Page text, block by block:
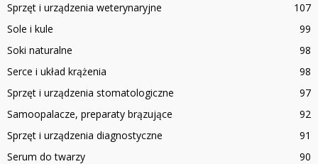
Sprzęt i urządzenia weterynaryjne
107
Sole i kule
99
Soki naturalne
98
Serce i układ krążenia
98
Sprzęt i urządzenia stomatologiczne
97
Samoopalacze, preparaty brązujące
92
Sprzęt i urządzenia diagnostyczne
91
Serum do twarzy
90